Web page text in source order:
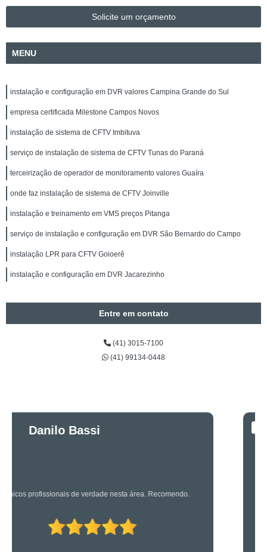
Solicite um orçamento
MENU
instalação e configuração em DVR valores Campina Grande do Sul
empresa certificada Milestone Campos Novos
instalação de sistema de CFTV Imbituva
serviço de instalação de sistema de CFTV Tunas do Paraná
terceirização de operador de monitoramento valores Guaíra
onde faz instalação de sistema de CFTV Joinville
instalação e treinamento em VMS preços Pitanga
serviço de instalação e configuração em DVR São Bernardo do Campo
instalação LPR para CFTV Goioerê
instalação e configuração em DVR Jacarezinho
Entre em contato
(41) 3015-7100
(41) 99134-0448
Os caras são bons mesmo! Profissionais de primeira!